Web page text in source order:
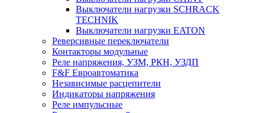
Выключатели нагрузки SCHRACK
TECHNIK
Выключатели нагрузки EATON
Реверсивные переключатели
Контакторы модульные
Реле напряжения, УЗМ, РКН, УЗДП
F&F Евроавтоматика
Независимые расцепители
Индикаторы напряжения
Реле импульсные